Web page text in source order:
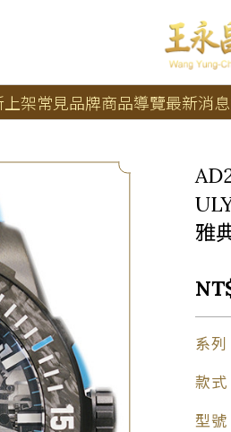
架常見品牌商品導覽最新消息
雅
系列
款式
型號